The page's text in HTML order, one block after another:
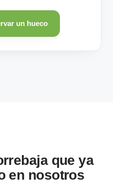
un hueco
que ya
en nosotros